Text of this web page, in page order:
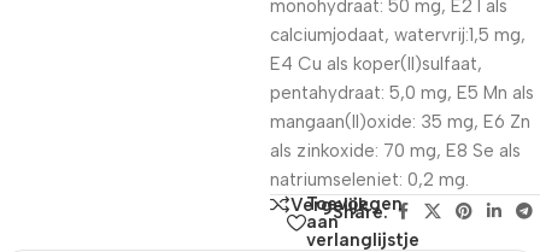
monohydraat: 50 mg, E2 I als
calciumjodaat, watervrij:1,5 mg,
E4 Cu als koper(II)sulfaat,
pentahydraat: 5,0 mg, E5 Mn als
mangaan(II)oxide: 35 mg, E6 Zn
als zinkoxide: 70 mg, E8 Se als
natriumseleniet: 0,2 mg.
Vergelijk
Toevoegen
aan
verlanglijstje
Share: